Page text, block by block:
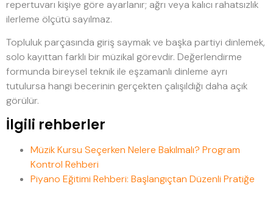
repertuvarı kişiye göre ayarlanır; ağrı veya kalıcı rahatsızlık
ilerleme ölçütü sayılmaz.
Topluluk parçasında giriş saymak ve başka partiyi dinlemek,
solo kayıttan farklı bir müzikal görevdir. Değerlendirme
formunda bireysel teknik ile eşzamanlı dinleme ayrı
tutulursa hangi becerinin gerçekten çalışıldığı daha açık
görülür.
İlgili rehberler
Müzik Kursu Seçerken Nelere Bakılmalı? Program
Kontrol Rehberi
Piyano Eğitimi Rehberi: Başlangıçtan Düzenli Pratiğe